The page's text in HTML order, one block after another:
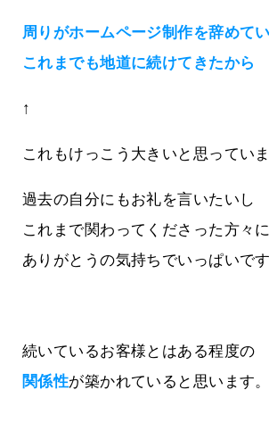
周りがホームページ制作を辞めて
これまでも地道に続けてきたから
↑
これもけっこう大きいと思っていま
過去の自分にもお礼を言いたいし
これまで関わってくださった方々
ありがとうの気持ちでいっぱいです
続いているお客様とはある程度の
関係性が築かれていると思います。